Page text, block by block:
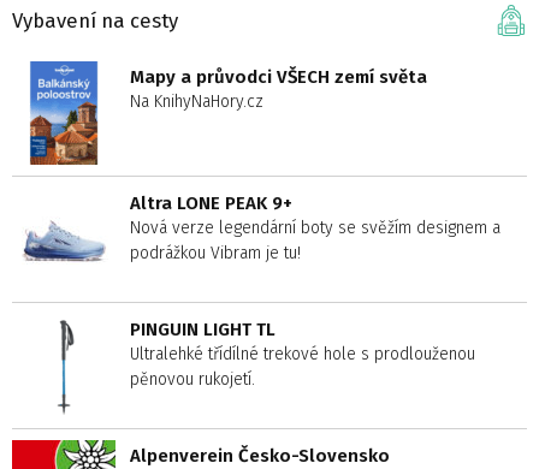
Vybavení na cesty
Mapy a průvodci VŠECH zemí světa
Na KnihyNaHory.cz
Altra LONE PEAK 9+
Nová verze legendární boty se svěžím designem a
podrážkou Vibram je tu!
PINGUIN LIGHT TL
Ultralehké třídílné trekové hole s prodlouženou
pěnovou rukojetí.
Alpenverein Česko-Slovensko